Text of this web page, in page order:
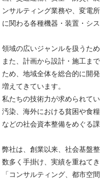
ンサルティング業務や、変電
に関わる各種機器・装置・シ
領域の広いジャンルを扱うた
また、計画から設計・施工ま
ため、地域全体を総合的に開
増えてきています。
私たちの技術力が求められて
汚染、海外における貧困や食
などの社会資本整備をめぐる
弊社は、創業以来、社会基盤
数多く手掛け、実績を重ねてき
「コンサルティング、都市空